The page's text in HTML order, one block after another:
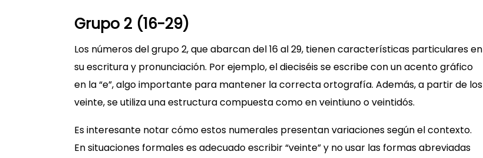
Grupo 2 (16-29)
Los números del grupo 2, que abarcan del 16 al 29, tienen características particulares en
su escritura y pronunciación. Por ejemplo, el dieciséis se escribe con un acento gráfico
en la “e”, algo importante para mantener la correcta ortografía. Además, a partir de los
veinte, se utiliza una estructura compuesta como en veintiuno o veintidós.
Es interesante notar cómo estos numerales presentan variaciones según el contexto.
En situaciones formales es adecuado escribir “veinte” y no usar las formas abreviadas